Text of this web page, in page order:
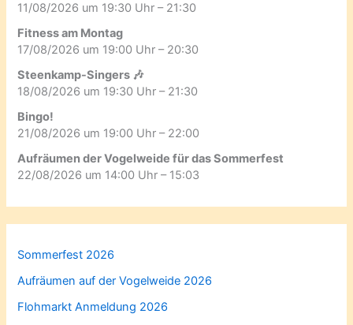
11/08/2026 um 19:30 Uhr – 21:30
Fitness am Montag
17/08/2026 um 19:00 Uhr – 20:30
Steenkamp-Singers 🎶
18/08/2026 um 19:30 Uhr – 21:30
Bingo!
21/08/2026 um 19:00 Uhr – 22:00
Aufräumen der Vogelweide für das Sommerfest
22/08/2026 um 14:00 Uhr – 15:03
Sommerfest 2026
Aufräumen auf der Vogelweide 2026
Flohmarkt Anmeldung 2026